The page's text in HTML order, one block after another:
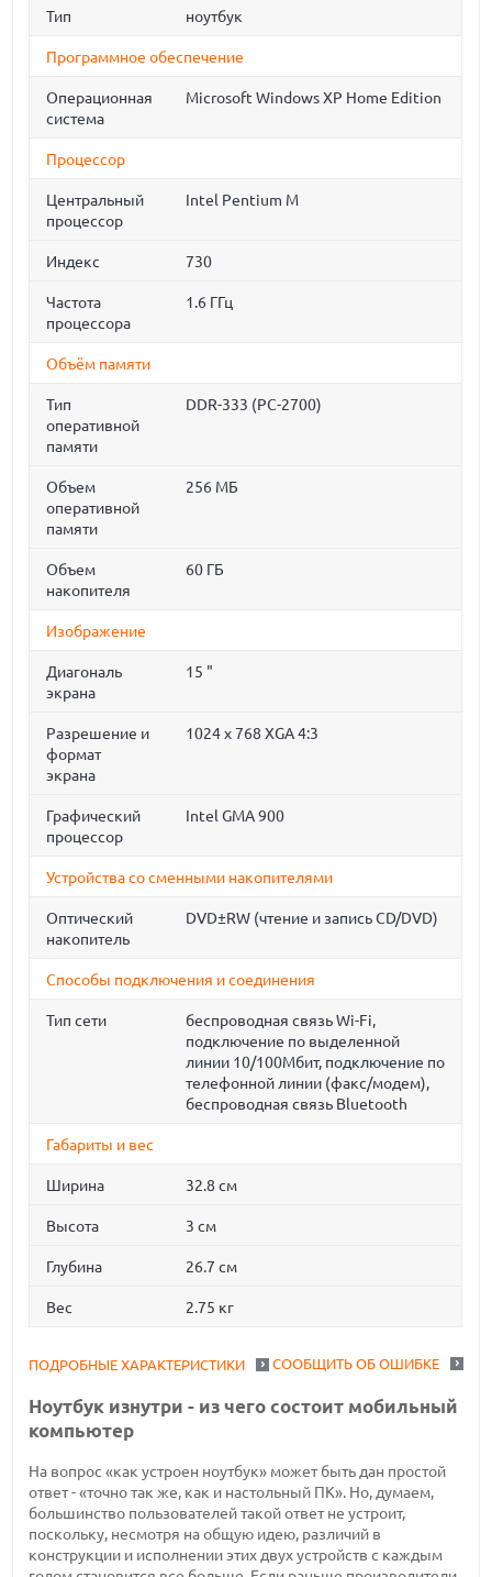
Тип ноутбук
Программное обеспечение
Операционная
система
Microsoft Windows XP Home Edition
Процессор
Центральный
процессор
Intel Pentium M
Индекс 730
Частота
процессора
1.6 ГГц
Объём памяти
Тип
оперативной
памяти
DDR-333 (PC-2700)
Объем
оперативной
памяти
256 МБ
Объем
накопителя
60 ГБ
Изображение
Диагональ
экрана
15 "
Разрешение и
формат
экрана
1024 x 768 XGA 4:3
Графический
процессор
Intel GMA 900
Устройства со сменными накопителями
Оптический
накопитель
DVD±RW (чтение и запись CD/DVD)
Способы подключения и соединения
Тип сети
беспроводная связь Wi-Fi,
подключение по выделенной
линии 10/100Мбит, подключение по
телефонной линии (факс/модем),
беспроводная связь Bluetooth
Габариты и вес
Ширина 32.8 см
Высота 3 см
Глубина 26.7 см
Вес 2.75 кг
СООБЩИТЬ ОБ ОШИБКЕ
ПОДРОБНЫЕ ХАРАКТЕРИСТИКИ
Ноутбук изнутри - из чего состоит мобильный
компьютер
На вопрос «как устроен ноутбук» может быть дан простой
ответ - «точно так же, как и настольный ПК». Но, думаем,
большинство пользователей такой ответ не устроит,
поскольку, несмотря на общую идею, различий в
конструкции и исполнении этих двух устройств с каждым